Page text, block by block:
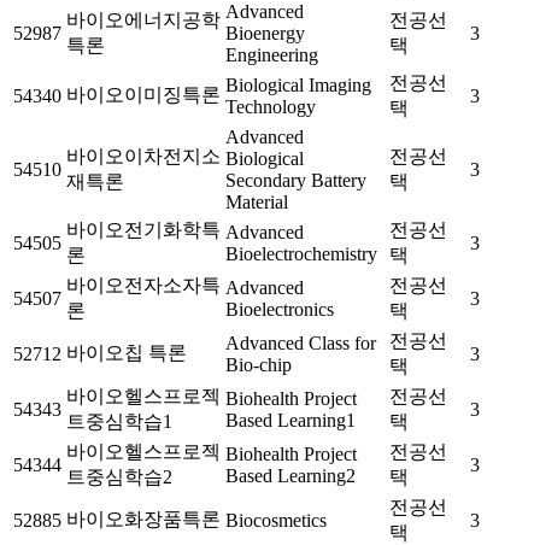
52987
바이오에너지공학
특론
Advanced
Bioenergy
Engineering
전공선
택
3
54340 바이오이미징특론 Biological Imaging
Technology
전공선
택
3
54510
바이오이차전지소
재특론
Advanced
Biological
Secondary Battery
Material
전공선
택
3
54505
바이오전기화학특
론
Advanced
Bioelectrochemistry
전공선
택
3
54507
바이오전자소자특
론
Advanced
Bioelectronics
전공선
택
3
52712 바이오칩 특론
Advanced Class for
Bio-chip
전공선
택
3
54343
바이오헬스프로젝
트중심학습1
Biohealth Project
Based Learning1
전공선
택
3
54344
바이오헬스프로젝
트중심학습2
Biohealth Project
Based Learning2
전공선
택
3
52885 바이오화장품특론 Biocosmetics
전공선
택
3